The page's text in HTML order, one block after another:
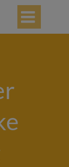
